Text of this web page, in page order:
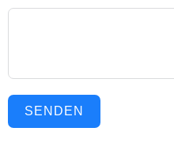
SENDEN